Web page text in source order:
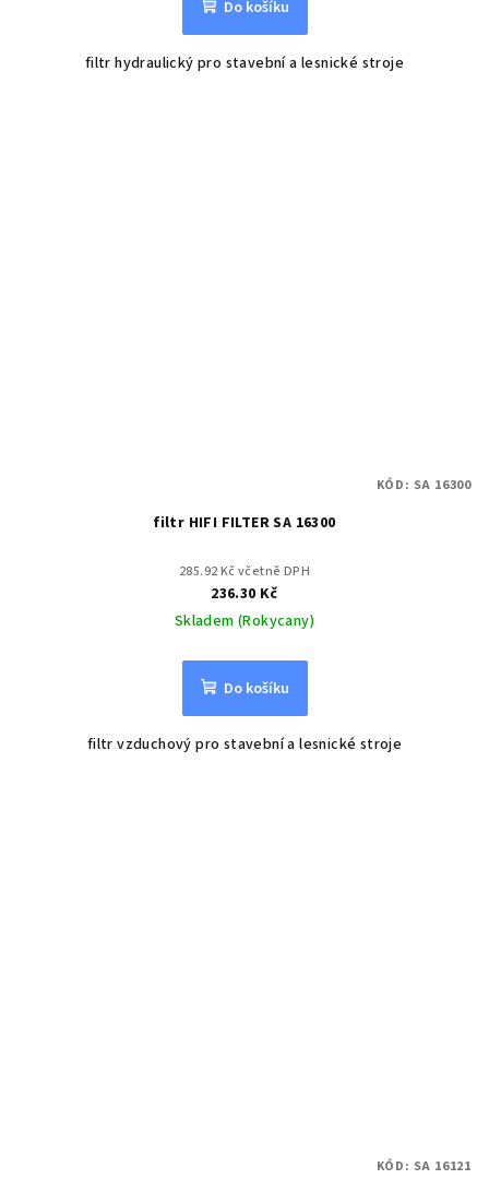
Do košíku
filtr hydraulický pro stavební a lesnické stroje
filtr HIFI FILTER SA 16300
285.92 Kč včetně DPH
236.30 Kč
Skladem (Rokycany)
Do košíku
filtr vzduchový pro stavební a lesnické stroje
KÓD: SA 16300
KÓD: SA 16121